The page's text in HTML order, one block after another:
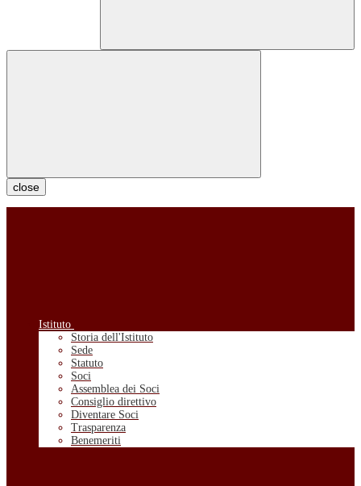
close
Istituto
Storia dell'Istituto
Sede
Statuto
Soci
Assemblea dei Soci
Consiglio direttivo
Diventare Soci
Trasparenza
Benemeriti